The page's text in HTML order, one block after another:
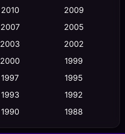
(355)
(23)
2010
2009
2007
2005
2003
2002
2000
1999
1997
1995
1993
1992
1990
1988
1985
1983